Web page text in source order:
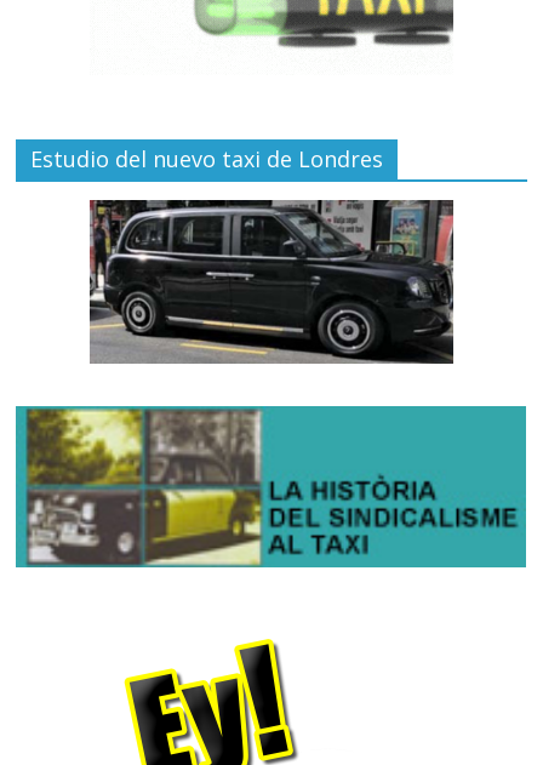
Estudio del nuevo taxi de Londres